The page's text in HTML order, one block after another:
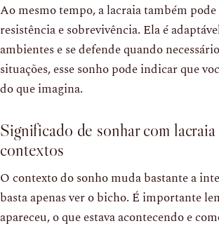
Ao mesmo tempo, a lacraia também
resistência e sobrevivência. Ela é
ambientes e se defende quando
situações, esse sonho pode indicar que
do que imagina.
Significado de sonhar com
contextos
O contexto do sonho muda bastante a
basta apenas ver o bicho. É importante
apareceu, o que estava acontecendo e